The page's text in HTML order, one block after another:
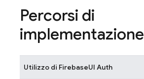
Percorsi di
implementazione
Utilizzo di FirebaseUI Auth